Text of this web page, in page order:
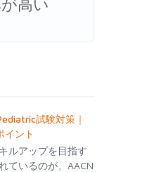
高い
試験対策｜
イント
ルアップを目指す
ているのが、AACN